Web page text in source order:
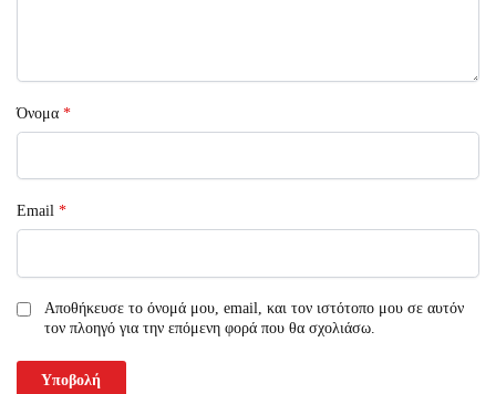
Όνομα *
Email *
Αποθήκευσε το όνομά μου, email, και τον ιστότοπο μου σε αυτόν
τον πλοηγό για την επόμενη φορά που θα σχολιάσω.